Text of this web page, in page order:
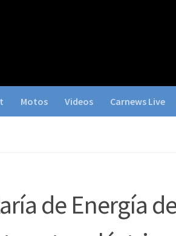
Motos Videos Carnews Live
de Energía